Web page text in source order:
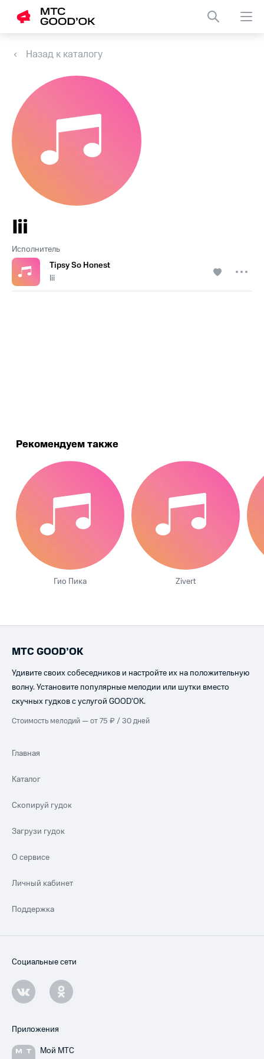
Назад к каталогу
Исполнитель
Iii
Tipsy So Honest
Iii
Рекомендуем также
Гио Пика Zivert
МТС GOOD’OK
Удивите своих собеседников и настройте их на положительную
волну. Установите популярные мелодии или шутки вместо
скучных гудков с услугой GOOD’OK.
Стоимость мелодий — от 75 ₽ / 30 дней
Главная
Каталог
Скопируй гудок
Загрузи гудок
О сервисе
Личный кабинет
Поддержка
Социальные сети
Приложения
Мой МТС